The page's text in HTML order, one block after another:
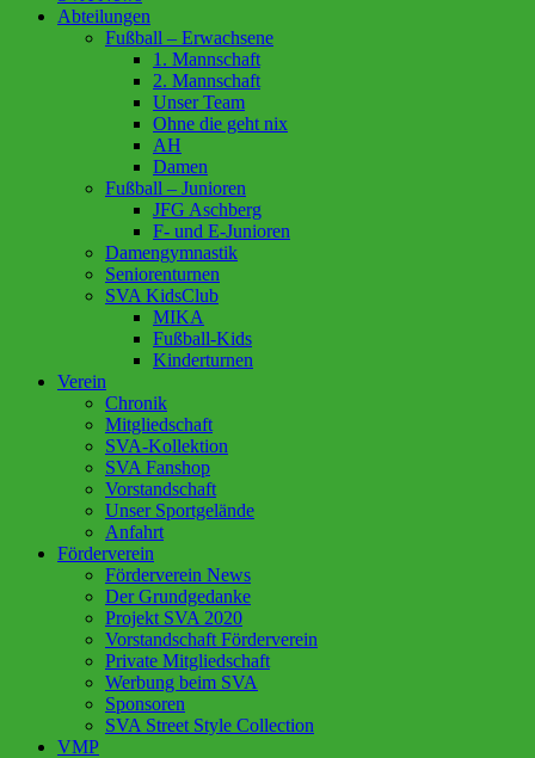
Abteilungen
Fußball – Erwachsene
1. Mannschaft
2. Mannschaft
Unser Team
Ohne die geht nix
AH
Damen
Fußball – Junioren
JFG Aschberg
F- und E-Junioren
Damengymnastik
Seniorenturnen
SVA KidsClub
MIKA
Fußball-Kids
Kinderturnen
Verein
Chronik
Mitgliedschaft
SVA-Kollektion
SVA Fanshop
Vorstandschaft
Unser Sportgelände
Anfahrt
Förderverein
Förderverein News
Der Grundgedanke
Projekt SVA 2020
Vorstandschaft Förderverein
Private Mitgliedschaft
Werbung beim SVA
Sponsoren
SVA Street Style Collection
VMP